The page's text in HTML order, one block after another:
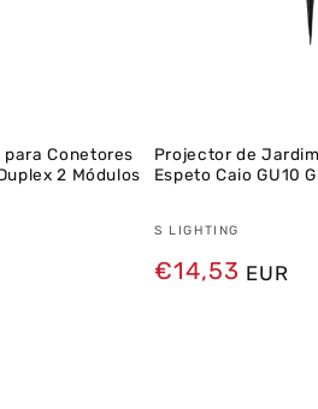
Conetores
2 Módulos
Projector de
Espeto Caio GU10
Fornecedor:
S LIGHTING
Preço
€14,53 EUR